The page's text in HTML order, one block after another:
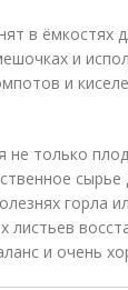
в ёмкостях
и
и
не только
сырье
горла
листьев
и очень